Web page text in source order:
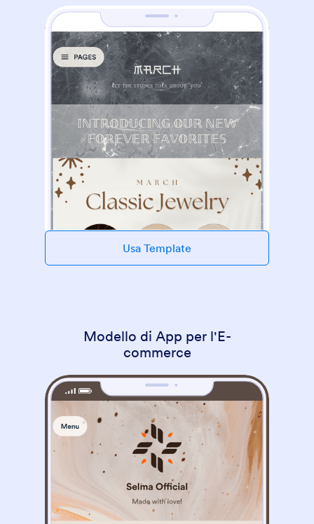
Usa Template
Modello di App per l'E-
commerce